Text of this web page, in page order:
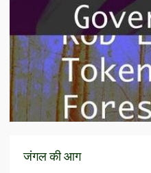
जंगल की आग